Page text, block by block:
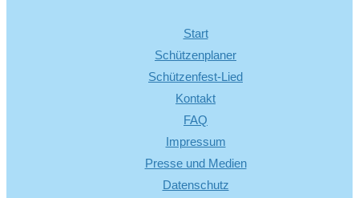
Start
Schützenplaner
Schützenfest-Lied
Kontakt
FAQ
Impressum
Presse und Medien
Datenschutz